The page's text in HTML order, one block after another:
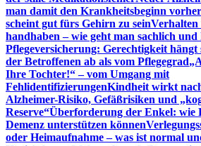
man damit den Krankheitsbeginn
scheint gut fürs Gehirn zu seinVerhalten
handhaben – wie geht man sachlich
Pflegeversicherung: Gerechtigkeit
der Betroffenen ab als vom Pflegegrad
Ihre Tochter!“ – vom Umgang mit
FehlidentifizierungenKindheit wirkt
Alzheimer-Risiko, Gefäßrisiken und
Reserve“Überforderung der Enkel: wie
Demenz unterstützen können
oder Heimaufnahme – was ist normal